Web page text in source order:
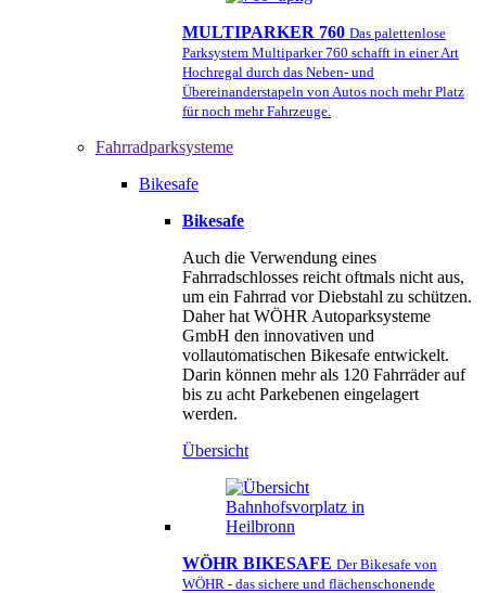
MULTIPARKER 760 Das palettenlose
Parksystem Multiparker 760 schafft in einer Art
Hochregal durch das Neben- und
Übereinanderstapeln von Autos noch mehr Platz
für noch mehr Fahrzeuge.
Fahrradparksysteme
Bikesafe
Bikesafe
Auch die Verwendung eines
Fahrradschlosses reicht oftmals nicht aus,
um ein Fahrrad vor Diebstahl zu schützen.
Daher hat WÖHR Autoparksysteme
GmbH den innovativen und
vollautomatischen Bikesafe entwickelt.
Darin können mehr als 120 Fahrräder auf
bis zu acht Parkebenen eingelagert
werden.
Übersicht
WÖHR BIKESAFE Der Bikesafe von
WÖHR - das sichere und flächenschonende